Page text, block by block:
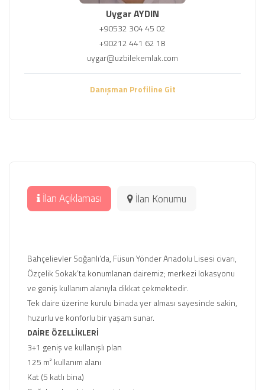
Uygar AYDIN
+90532 304 45 02
+90212 441 62 18
uygar@uzbilekemlak.com
Danışman Profiline Git
İlan Açıklaması İlan Konumu
Bahçelievler Soğanlı’da, Füsun Yönder Anadolu Lisesi civarı,
Özçelik Sokak’ta konumlanan dairemiz; merkezi lokasyonu
ve geniş kullanım alanıyla dikkat çekmektedir.
Tek daire üzerine kurulu binada yer alması sayesinde sakin,
huzurlu ve konforlu bir yaşam sunar.
DAİRE ÖZELLİKLERİ
3+1 geniş ve kullanışlı plan
125 m² kullanım alanı
Kat (5 katlı bina)